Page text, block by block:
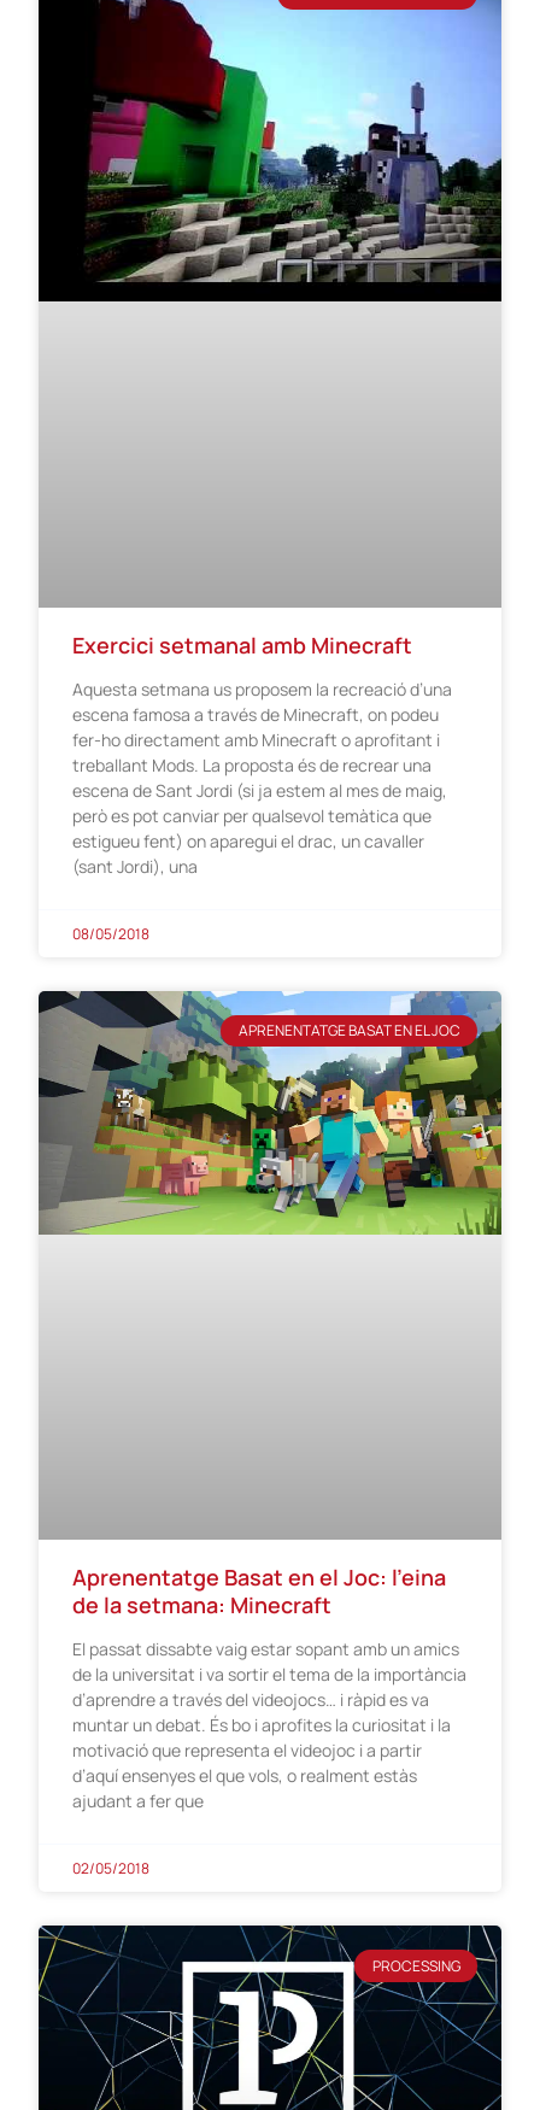
Exercici setmanal amb Minecraft
Aquesta setmana us proposem la recreació d’una
escena famosa a través de Minecraft, on podeu
fer-ho directament amb Minecraft o aprofitant i
treballant Mods. La proposta és de recrear una
escena de Sant Jordi (si ja estem al mes de maig,
però es pot canviar per qualsevol temàtica que
estigueu fent) on aparegui el drac, un cavaller
(sant Jordi), una
08/05/2018
APRENENTATGE BASAT EN EL JOC
Aprenentatge Basat en el Joc: l’eina
de la setmana: Minecraft
El passat dissabte vaig estar sopant amb un amics
de la universitat i va sortir el tema de la importància
d’aprendre a través del videojocs… i ràpid es va
muntar un debat. És bo i aprofites la curiositat i la
motivació que representa el videojoc i a partir
d’aquí ensenyes el que vols, o realment estàs
ajudant a fer que
02/05/2018
PROCESSING